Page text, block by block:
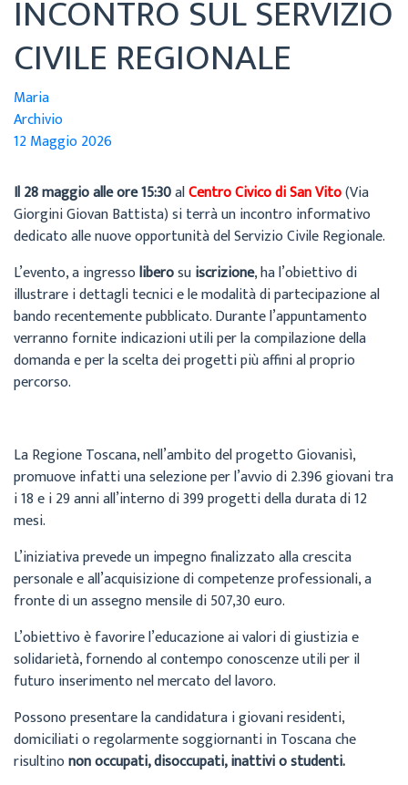
INCONTRO SUL SERVIZIO
CIVILE REGIONALE
Maria
Archivio
12 Maggio 2026
Il 28 maggio alle ore 15:30alCentro Civico di San Vito(Via
Giorgini Giovan Battista) si terrà un incontro informativo
dedicato alle nuove opportunità del Servizio Civile Regionale.
L’evento, a ingressoliberosuiscrizione, ha l’obiettivo di
illustrare i dettagli tecnici e le modalità di partecipazione al
bando recentemente pubblicato. Durante l’appuntamento
verranno fornite indicazioni utili per la compilazione della
domanda e per la scelta dei progetti più affini al proprio
percorso.
La Regione Toscana, nell’ambito del progetto Giovanisì,
promuove infatti una selezione per l’avvio di 2.396 giovani tra
i 18 e i 29 anni all’interno di 399 progetti della durata di 12
mesi.
L’iniziativa prevede un impegno finalizzato alla crescita
personale e all’acquisizione di competenze professionali, a
fronte di un assegno mensile di 507,30 euro.
L’obiettivo è favorire l’educazione ai valori di giustizia e
solidarietà, fornendo al contempo conoscenze utili per il
futuro inserimento nel mercato del lavoro.
Possono presentare la candidatura i giovani residenti,
domiciliati o regolarmente soggiornanti in Toscana che
risultinonon occupati, disoccupati, inattivi o studenti.